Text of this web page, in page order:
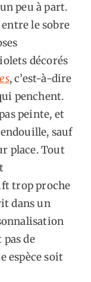
peu à part.
le sobre
décorés
, c’est-à-dire
penchent.
peinte, et
sauf
place. Tout
trop proche
dans un
pas de
espèce soit